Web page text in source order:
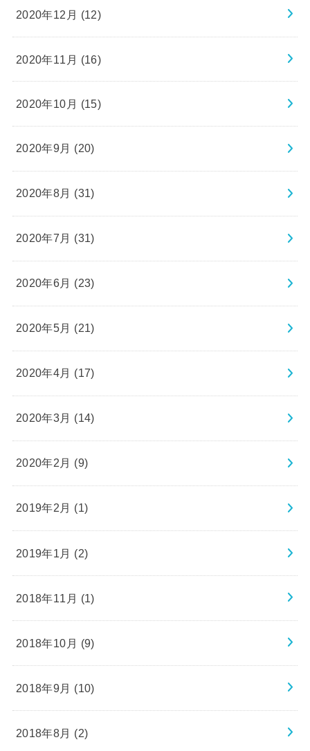
2020年12月 (12)
2020年11月 (16)
2020年10月 (15)
2020年9月 (20)
2020年8月 (31)
2020年7月 (31)
2020年6月 (23)
2020年5月 (21)
2020年4月 (17)
2020年3月 (14)
2020年2月 (9)
2019年2月 (1)
2019年1月 (2)
2018年11月 (1)
2018年10月 (9)
2018年9月 (10)
2018年8月 (2)